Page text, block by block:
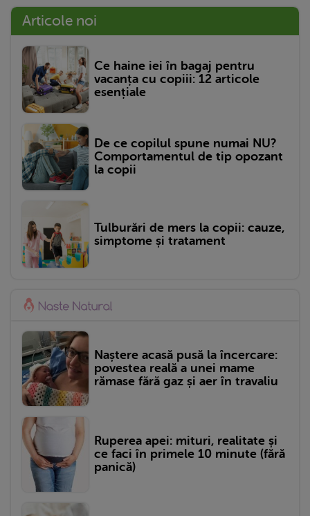
Articole noi
Ce haine iei în bagaj pentru
vacanța cu copiii: 12 articole
esențiale
De ce copilul spune numai NU?
Comportamentul de tip opozant
la copii
Tulburări de mers la copii: cauze,
simptome și tratament
Naștere acasă pusă la încercare:
povestea reală a unei mame
rămase fără gaz și aer în travaliu
Ruperea apei: mituri, realitate și
ce faci în primele 10 minute (fără
panică)